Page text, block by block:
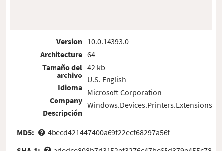
Version
Architecture
Tamaño del
archivo
Idioma
Company
Descripción
10.0.14393.0
64
42 kb
U.S. English
Microsoft Corporation
Windows.Devices.Printers.Extensions
MD5:
4becd421447400a69f22ecf68297a56f